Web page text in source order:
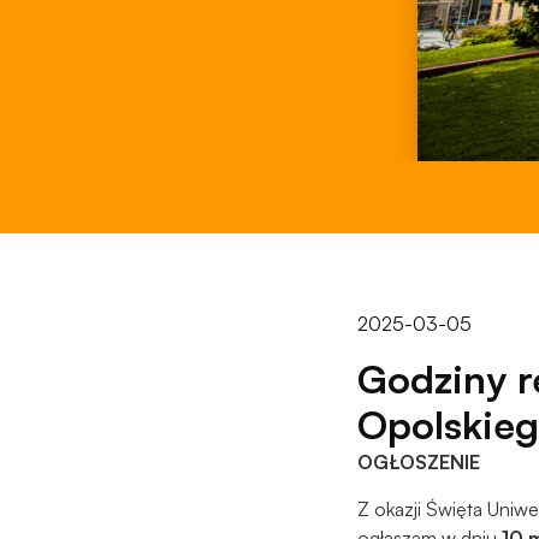
2025-03-05
Godziny
OGŁOSZENIE
Z okazji Święta